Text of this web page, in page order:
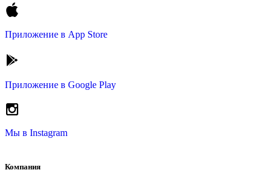
Приложение в App Store
Приложение в Google Play
Мы в Instagram
Компания